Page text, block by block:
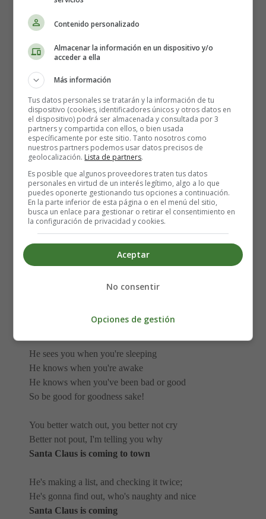
Better not pout, I'm telling you why
He's gonna find out, who's naughty and nice
Santa Claus is coming to town
He sees you when you're sleeping
He knows when you're awake
He knows when you've been bad or good
So be good for goodness sake!
You better watch out, you better not cry
Better not pout, I'm telling you why
Santa Claus is coming to town
"So it's sad time of the year
Wheh you let all your problems go
And you know, it's just..."
Shake it, shake it, baby! Ooooh doo doo... (x2)
He sees you when you're sleeping
He knows when you're awake
He knows when you've been bad or good
So be good for goodness sake!
You better watch out, you better not cry
Better not pout, I'm telling you why
Santa Claus is coming to town
He's making a list, and checking it twice;
He's gonna find out, who's naughty and nice
Santa Claus is coming
Contenido personalizado
Almacenar la información en un dispositivo y/o
acceder a ella
Más información
Tus datos personales se tratarán y la información de tu
dispositivo (cookies, identificadores únicos y otros datos en
el dispositivo) podrá ser almacenada y consultada por 3
partners y compartida con ellos, o bien usada
específicamente por este sitio. Tanto nosotros como
nuestros partners podemos usar datos precisos de
geolocalización. Lista de partners.
Es posible que algunos proveedores traten tus datos
personales en virtud de un interés legítimo, algo a lo que
puedes oponerte gestionando tus opciones a continuación.
En la parte inferior de esta página o en el menú del sitio,
busca un enlace para gestionar o retirar el consentimiento en
la configuración de privacidad y cookies.
Aceptar
No consentir
Opciones de gestión